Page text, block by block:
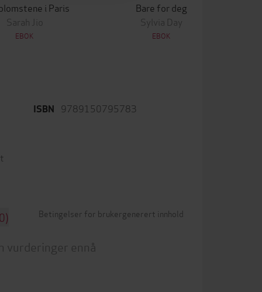
i Paris
Sarah Jio
EBOK
Bare for deg
Sylvia Day
EBOK
ISBN 9789150795783
Betingelser for brukergenerert innhold
vurderinger ennå